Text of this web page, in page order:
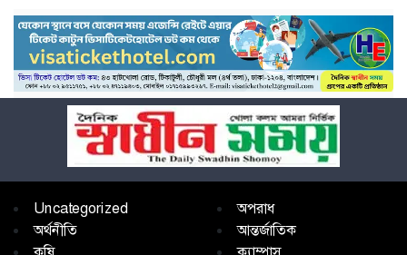
Uncategorized
অপরাধ
অর্থনীতি
আন্তর্জাতিক